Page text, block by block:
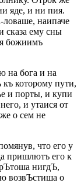
яде, и ни пия.
наипаче
сказа ему сны
божиимъ
на бога и на
къ которому пути,
и порты, и купи
и утаися от
о сем не
что его у
пришлютъ его к
нигдЪ,
возвЪстиша о